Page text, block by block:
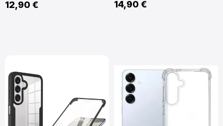
12,90 € 14,90 €